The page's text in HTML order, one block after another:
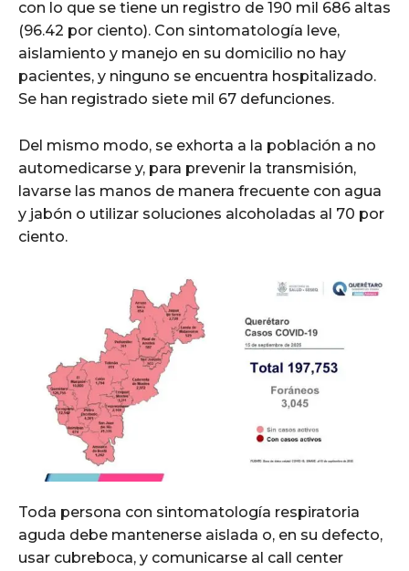
con lo que se tiene un registro de 190 mil 686 altas
(96.42 por ciento). Con sintomatología leve,
aislamiento y manejo en su domicilio no hay
pacientes, y ninguno se encuentra hospitalizado.
Se han registrado siete mil 67 defunciones.
Del mismo modo, se exhorta a la población a no
automedicarse y, para prevenir la transmisión,
lavarse las manos de manera frecuente con agua
y jabón o utilizar soluciones alcoholadas al 70 por
ciento.
Toda persona con sintomatología respiratoria
aguda debe mantenerse aislada o, en su defecto,
usar cubreboca, y comunicarse al call center